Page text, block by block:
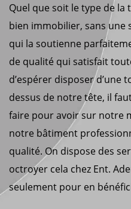
Quel que soit le type de
bien immobilier, sans une
qui la soutienne
de qualité qui satisfait
d’espérer disposer d’une
dessus de notre tête, il
faire pour avoir sur notre
notre bâtiment
qualité. On dispose des
octroyer cela chez Ent.
seulement pour en